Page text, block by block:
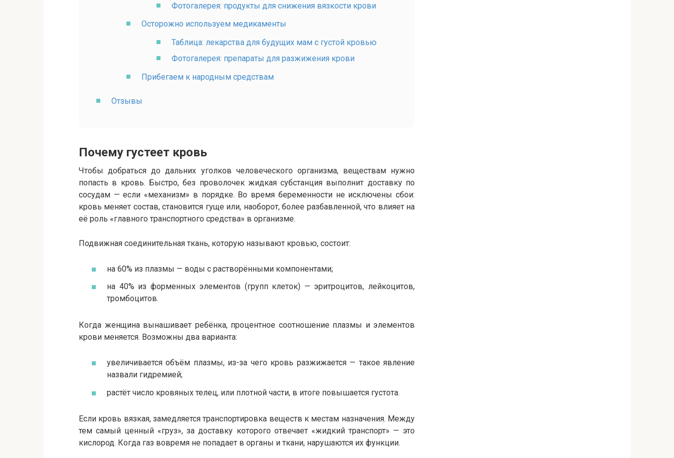
Фотогалерея: продукты для снижения вязкости крови
Осторожно используем медикаменты
Таблица: лекарства для будущих мам с густой кровью
Фотогалерея: препараты для разжижения крови
Прибегаем к народным средствам
Отзывы
Почему густеет кровь
Чтобы добраться до дальних уголков человеческого организма, веществам нужно
попасть в кровь. Быстро, без проволочек жидкая субстанция выполнит доставку по
сосудам — если «механизм» в порядке. Во время беременности не исключены сбои:
кровь меняет состав, становится гуще или, наоборот, более разбавленной, что влияет на
её роль «главного транспортного средства» в организме.
Подвижная соединительная ткань, которую называют кровью, состоит:
на 60% из плазмы — воды с растворёнными компонентами;
на 40% из форменных элементов (групп клеток) — эритроцитов, лейкоцитов,
тромбоцитов.
Когда женщина вынашивает ребёнка, процентное соотношение плазмы и элементов
крови меняется. Возможны два варианта:
увеличивается объём плазмы, из-за чего кровь разжижается — такое явление
назвали гидремией;
растёт число кровяных телец, или плотной части, в итоге повышается густота.
Если кровь вязкая, замедляется транспортировка веществ к местам назначения. Между
тем самый ценный «груз», за доставку которого отвечает «жидкий транспорт» — это
кислород. Когда газ вовремя не попадает в органы и ткани, нарушаются их функции.